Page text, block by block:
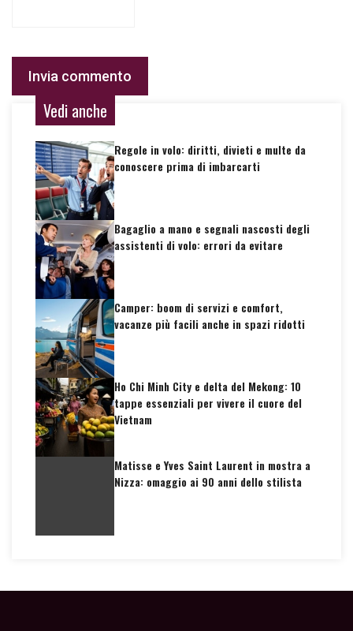
Vedi anche
Regole in volo: diritti, divieti e multe da
conoscere prima di imbarcarti
Bagaglio a mano e segnali nascosti degli
assistenti di volo: errori da evitare
Camper: boom di servizi e comfort,
vacanze più facili anche in spazi ridotti
Ho Chi Minh City e delta del Mekong: 10
tappe essenziali per vivere il cuore del
Vietnam
Matisse e Yves Saint Laurent in mostra a
Nizza: omaggio ai 90 anni dello stilista